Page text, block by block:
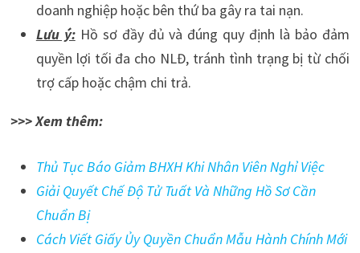
doanh nghiệp hoặc bên thứ ba gây ra tai nạn.
Lưu ý:Hồ sơ đầy đủ và đúng quy định là bảo đảm
quyền lợi tối đa cho NLĐ, tránh tình trạng bị từ chối
trợ cấp hoặc chậm chi trả.
>>> Xem thêm:
Thủ Tục Báo Giảm BHXH Khi Nhân Viên Nghỉ Việc
Giải Quyết Chế Độ Tử Tuất Và Những Hồ Sơ Cần
Chuẩn Bị
Cách Viết Giấy Ủy Quyền Chuẩn Mẫu Hành Chính Mới